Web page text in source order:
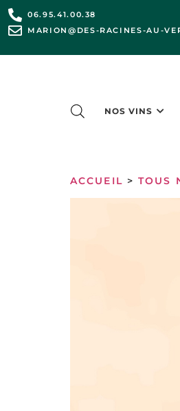
06.95.41.00.38
MARION@DES-RACINES-AU-
NOS VINS
ACCUEIL >TOUS